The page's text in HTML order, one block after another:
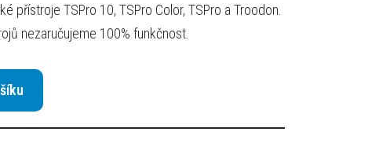
přístroje TSPro 10, TSPro Color, TSPro a Troodon.
nezaručujeme 100% funkčnost.